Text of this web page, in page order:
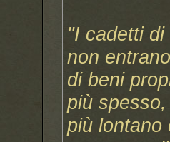
"I cadetti
non
di beni
più
più lontano